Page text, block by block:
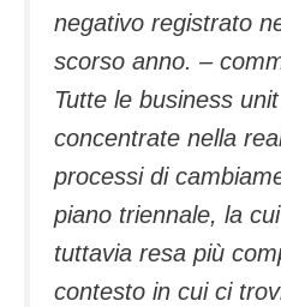
negativo registrato
scorso anno. –
Tutte le business
concentrate nella
processi di
piano triennale, la
tuttavia resa più
contesto in cui ci